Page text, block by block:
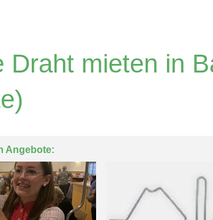
Draht mieten in
Angebote: